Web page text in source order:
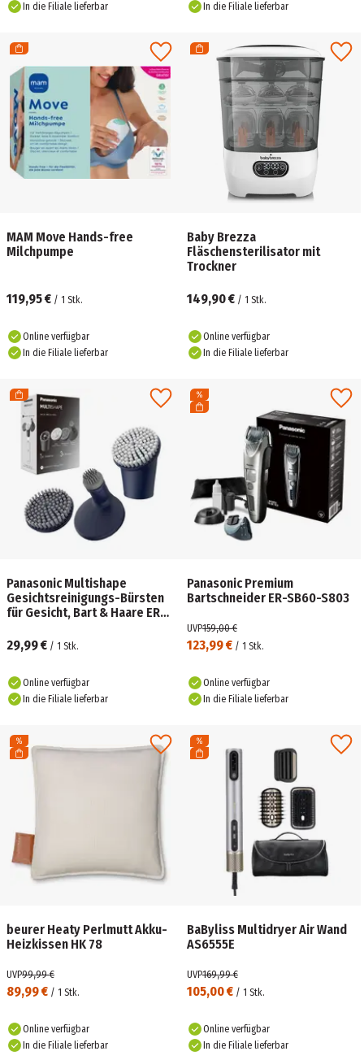
In die Filiale lieferbar In die Filiale lieferbar
MAM Move Hands-free
Milchpumpe
119,95 € / 1 Stk.
Online verfügbar
In die Filiale lieferbar
Baby Brezza
Fläschensterilisator mit
Trockner
149,90 € / 1 Stk.
Online verfügbar
In die Filiale lieferbar
Panasonic Multishape
Gesichtsreinigungs-Bürsten
für Gesicht, Bart & Haare ER-
29,99 € / 1 Stk.
Online verfügbar
In die Filiale lieferbar
Panasonic Premium
Bartschneider ER-SB60-S803
123,99 € / 1 Stk.
UVP159,00 €
Online verfügbar
In die Filiale lieferbar
beurer Heaty Perlmutt Akku-
Heizkissen HK 78
89,99 € / 1 Stk.
UVP99,99 €
Online verfügbar
In die Filiale lieferbar
BaByliss Multidryer Air Wand
AS6555E
105,00 € / 1 Stk.
UVP169,99 €
Online verfügbar
In die Filiale lieferbar